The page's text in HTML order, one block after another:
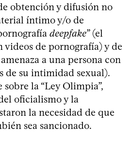
obtención y difusión no
íntimo y/o de
deepfake” (el
de pornografía) y de
a una persona con
de su intimidad sexual).
la “Ley Olimpia”,
oficialismo y la
la necesidad de que
sea sancionado.